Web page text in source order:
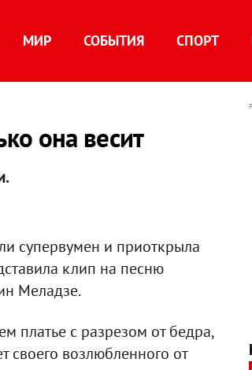
МИР СОБЫТИЯ СПОРТ
она весит
супервумен и приоткрыла
клип на песню
Меладзе.
платье с разрезом от бедра,
своего возлюбленного от